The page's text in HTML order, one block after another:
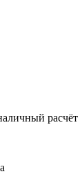
расчёт